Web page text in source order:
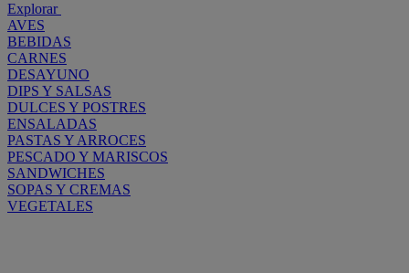
Explorar
AVES
BEBIDAS
CARNES
DESAYUNO
DIPS Y SALSAS
DULCES Y POSTRES
ENSALADAS
PASTAS Y ARROCES
PESCADO Y MARISCOS
SANDWICHES
SOPAS Y CREMAS
VEGETALES